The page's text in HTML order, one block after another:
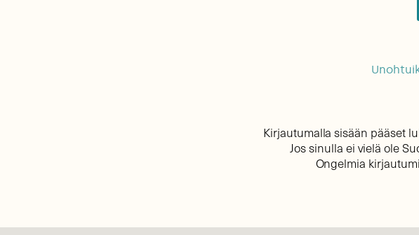
Kirjautumalla sisään pääset
Jos sinulla ei vielä ole
Ongelmia